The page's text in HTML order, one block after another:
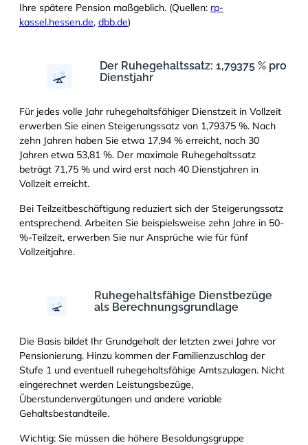
Ihre spätere Pension maßgeblich. (Quellen: rp-
kassel.hessen.de, dbb.de)
Der Ruhegehaltssatz: 1,79375 % pro
Dienstjahr
Für jedes volle Jahr ruhegehaltsfähiger Dienstzeit in Vollzeit
erwerben Sie einen Steigerungssatz von 1,79375 %. Nach
zehn Jahren haben Sie etwa 17,94 % erreicht, nach 30
Jahren etwa 53,81 %. Der maximale Ruhegehaltssatz
beträgt 71,75 % und wird erst nach 40 Dienstjahren in
Vollzeit erreicht.
Bei Teilzeitbeschäftigung reduziert sich der Steigerungssatz
entsprechend. Arbeiten Sie beispielsweise zehn Jahre in 50-
%-Teilzeit, erwerben Sie nur Ansprüche wie für fünf
Vollzeitjahre.
Ruhegehaltsfähige Dienstbezüge
als Berechnungsgrundlage
Die Basis bildet Ihr Grundgehalt der letzten zwei Jahre vor
Pensionierung. Hinzu kommen der Familienzuschlag der
Stufe 1 und eventuell ruhegehaltsfähige Amtszulagen. Nicht
eingerechnet werden Leistungsbezüge,
Überstundenvergütungen und andere variable
Gehaltsbestandteile.
Wichtig: Sie müssen die höhere Besoldungsgruppe